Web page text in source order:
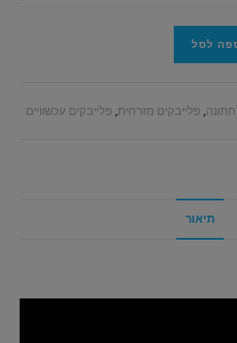
לסל
פלייבקים מזרחית פלייבקים עכשוויים
תיאור